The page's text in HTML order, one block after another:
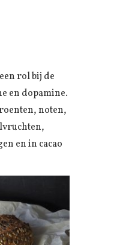
rol bij de
en dopamine.
noten,
en in cacao